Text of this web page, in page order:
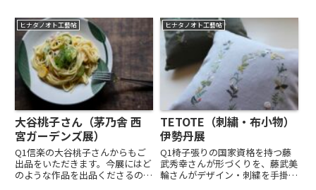
ヒナタノオト工藝帖
大谷桃子さん（茅乃舎 西
宮ガーデンズ展）
Q1信楽の大谷桃子さんからもご
出品をいただきます。今展にはど
のような作品を出品くださるので
ヒナタノオト工藝帖
TETOTE（刺繍・布小物）
伊勢丹展
Q1椅子張りの国家資格を持つ藤
武秀幸さんが形づくりを、藤武美
輪さんがデザイン・刺繍を手掛け